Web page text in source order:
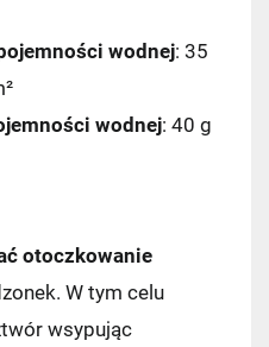
wodnej: 35
wodnej: 40 g
otoczkowanie
W tym celu
wsypując